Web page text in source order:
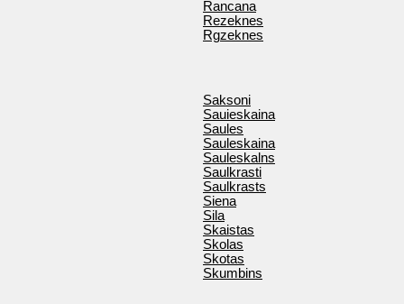
Rancana
Rezeknes
Rgzeknes
Saksoni
Sauieskaina
Saules
Sauleskaina
Sauleskalns
Saulkrasti
Saulkrasts
Siena
Sila
Skaistas
Skolas
Skotas
Skumbins